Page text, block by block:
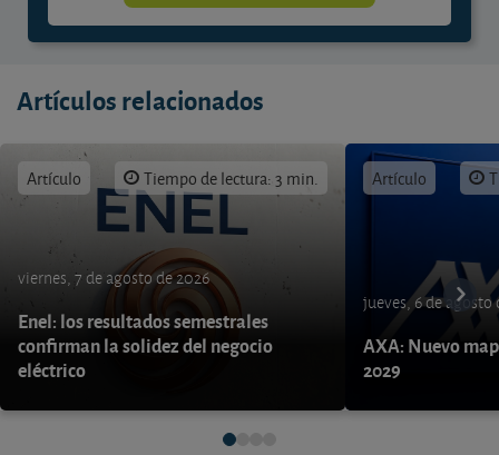
Artículos relacionados
Artículo Tiempo de lectura: 3 min.
viernes, 7 de agosto de 2026
Enel: los resultados semestrales
confirman la solidez del negocio
eléctrico
Artículo
jueves, 6 de agosto
AXA: Nuevo
2029